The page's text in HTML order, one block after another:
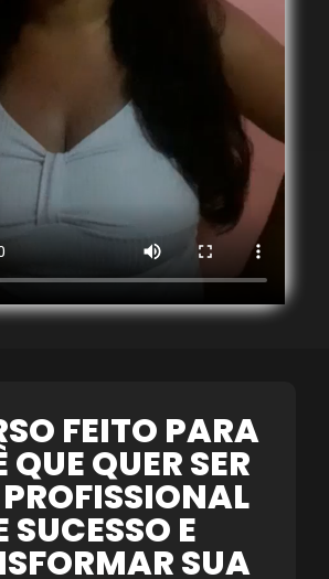
FEITO PARA
QUE QUER SER
SUCESSO E
SUA